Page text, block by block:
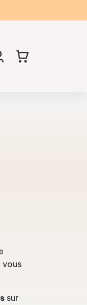
vous
sur